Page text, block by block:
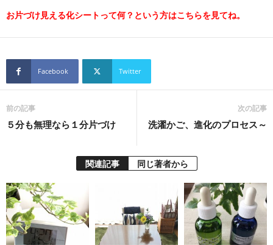
お片づけ見える化シートって何？という方はこちらを見てね。
Facebook Twitter
前の記事
５分も無理なら１分片づけ
次の記事
洗濯かご、進化のプロセス～
関連記事 同じ著者から